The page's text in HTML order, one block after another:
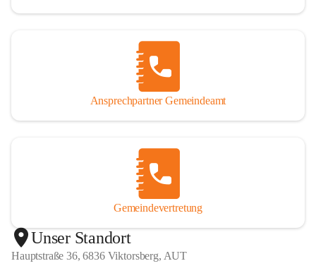
Ansprechpartner Gemeindeamt
Gemeindevertretung
Unser Standort
Hauptstraße 36, 6836 Viktorsberg, AUT